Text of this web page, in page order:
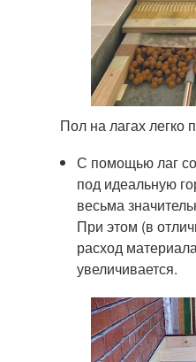
Пол на лагах легко
С помощью лаг
под идеальную
весьма
При этом (в
расход
увеличивается.